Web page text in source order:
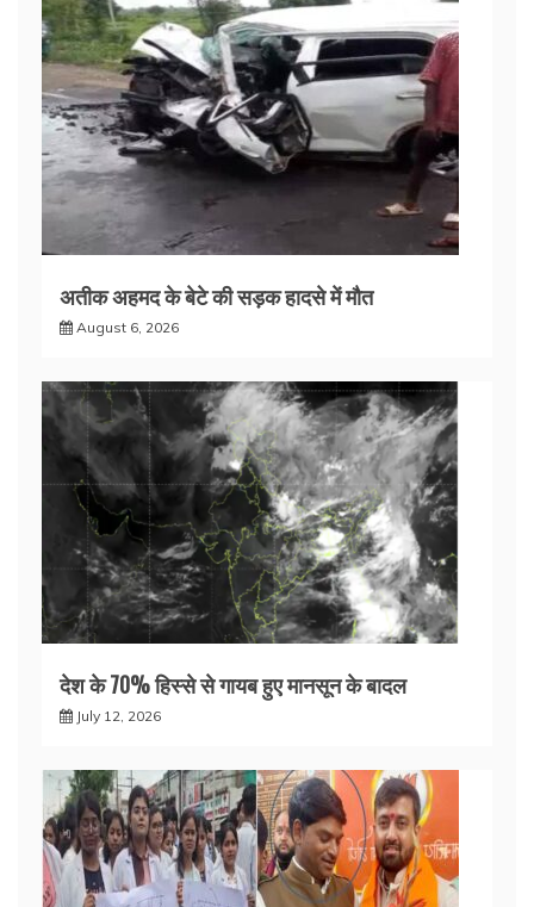
अतीक अहमद के बेटे की सड़क हादसे में मौत
August 6, 2026
देश के 70% हिस्से से गायब हुए मानसून के बादल
July 12, 2026